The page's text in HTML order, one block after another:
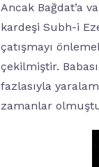
Ancak Bağdat’a
kardeşi Subh-i
çatışmayı
çekilmiştir.
fazlasıyla
zamanlar